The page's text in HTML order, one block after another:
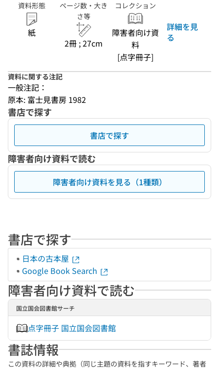
資料形態
紙
ページ数・大き
さ等
2冊 ; 27cm
コレクション
障害者向け資
料
[点字冊子]
詳細を見
る
資料に関する注記
一般注記：
原本: 富士見書房 1982
書店で探す
書店で探す
障害者向け資料で読む
障害者向け資料を見る（1種類）
書店で探す
日本の古本屋
Google Book Search
障害者向け資料で読む
国立国会図書館サーチ
点字冊子 国立国会図書館
書誌情報
この資料の詳細や典拠（同じ主題の資料を指すキーワード、著者